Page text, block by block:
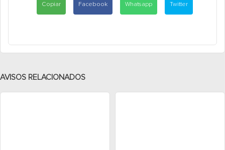
Copiar Facebook Whatsapp Twitter
AVISOS RELACIONADOS